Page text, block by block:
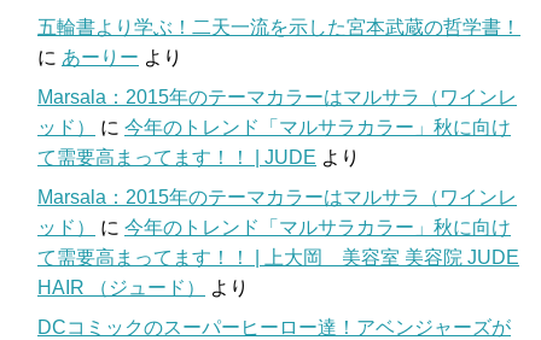
五輪書より学ぶ！二天一流を示した宮本武蔵の哲学書！
に あーりー より
Marsala：2015年のテーマカラーはマルサラ（ワインレ
ッド）
に 今年のトレンド「マルサラカラー」秋に向け
て需要高まってます！！ | JUDE より
Marsala：2015年のテーマカラーはマルサラ（ワインレ
ッド）
に 今年のトレンド「マルサラカラー」秋に向け
て需要高まってます！！ | 上大岡 美容室 美容院 JUDE
HAIR （ジュード）
より
DCコミックのスーパーヒーロー達！アベンジャーズが